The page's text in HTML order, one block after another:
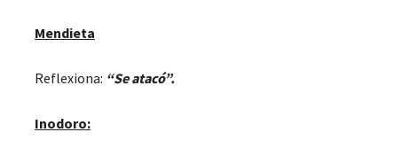
Mendieta
Reflexiona: “Se atacó”.
Inodoro: